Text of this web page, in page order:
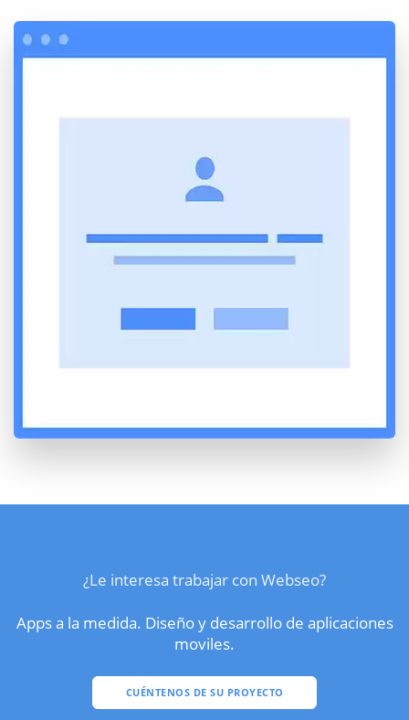
¿Le interesa trabajar con Webseo?
Apps a la medida. Diseño y desarrollo de aplicaciones
moviles.
CUÉNTENOS DE SU PROYECTO